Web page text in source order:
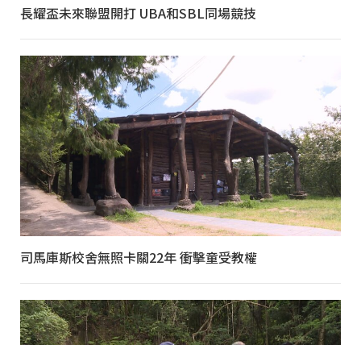
長耀盃未來聯盟開打 UBA和SBL同場競技
司馬庫斯校舍無照卡關22年 衝擊童受教權